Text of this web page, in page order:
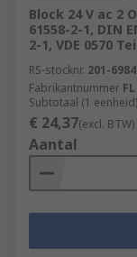
Block 24 V ac 2
61558-2-1, DIN
2-1, VDE 0570
RS-stocknr. 201-6984
Fabrikantnummer
Subtotaal (1 eenheid)
€ 24,37(excl. BTW)
Aantal